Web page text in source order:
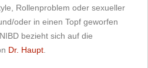
Rollenproblem oder sexueller
oder in einen Topf geworfen
bezieht sich auf die
Dr. Haupt